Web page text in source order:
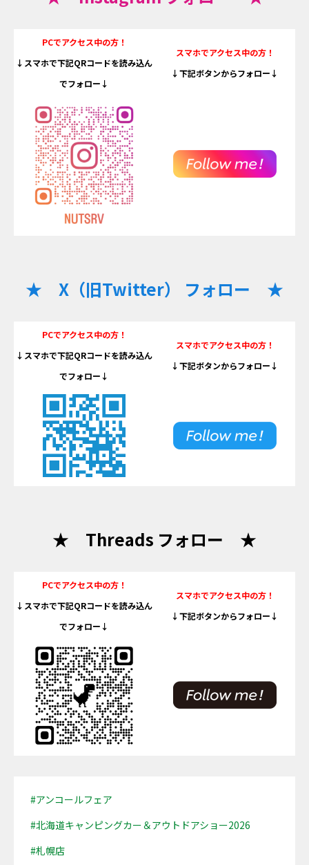
PCでアクセス中の方！
↓スマホで下記QRコードを読み込ん
でフォロー↓
スマホでアクセス中の方！
↓下記ボタンからフォロー↓
★ X（旧Twitter） フォロー ★
PCでアクセス中の方！
↓スマホで下記QRコードを読み込ん
でフォロー↓
スマホでアクセス中の方！
↓下記ボタンからフォロー↓
★ Threads フォロー ★
PCでアクセス中の方！
↓スマホで下記QRコードを読み込ん
でフォロー↓
スマホでアクセス中の方！
↓下記ボタンからフォロー↓
#アンコールフェア
#北海道キャンピングカー＆アウトドアショー2026
#札幌店